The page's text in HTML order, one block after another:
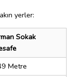
yerler:
Sokak
Metre